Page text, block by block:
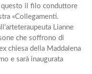
il filo conduttore
«Collegamenti.
Lianne
che soffrono di
chiesa della Maddalena
e sarà inaugurata